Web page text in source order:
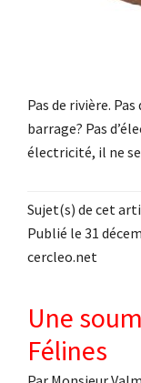
Pas de rivière.
barrage? Pas
électricité, il ne
Sujet(s) de cet
Publié le 31
cercleo.net
Une
Félines